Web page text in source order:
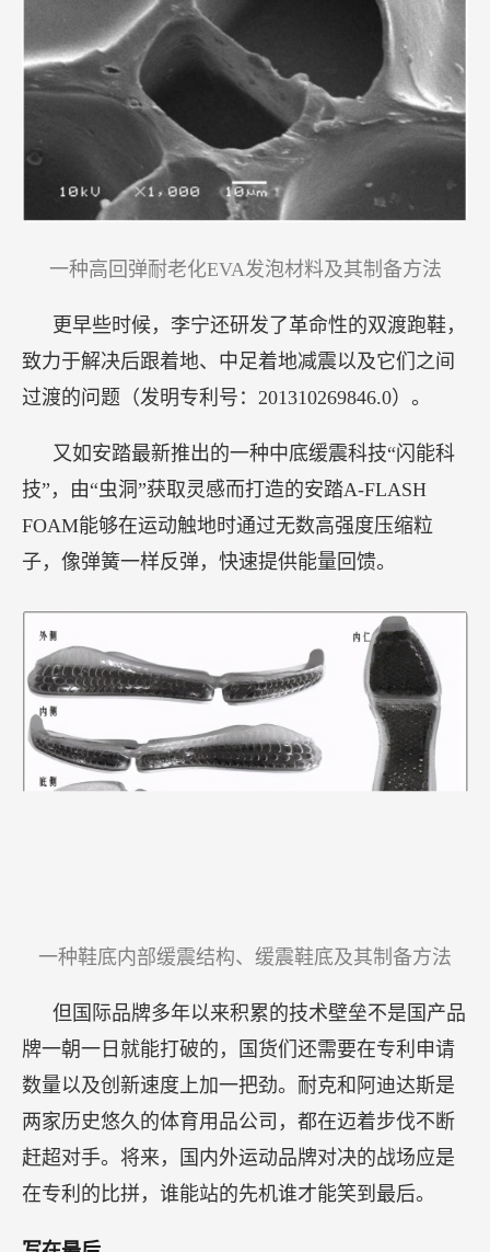
一种高回弹耐老化EVA发泡材料及其制备方法
更早些时候，李宁还研发了革命性的双渡跑鞋，
致力于解决后跟着地、中足着地减震以及它们之间
过渡的问题（发明专利号：201310269846.0）。
又如安踏最新推出的一种中底缓震科技“闪能科
技”，由“虫洞”获取灵感而打造的安踏A-FLASH
FOAM能够在运动触地时通过无数高强度压缩粒
子，像弹簧一样反弹，快速提供能量回馈。
一种鞋底内部缓震结构、缓震鞋底及其制备方法
但国际品牌多年以来积累的技术壁垒不是国产品
牌一朝一日就能打破的，国货们还需要在专利申请
数量以及创新速度上加一把劲。耐克和阿迪达斯是
两家历史悠久的体育用品公司，都在迈着步伐不断
赶超对手。将来，国内外运动品牌对决的战场应是
在专利的比拼，谁能站的先机谁才能笑到最后。